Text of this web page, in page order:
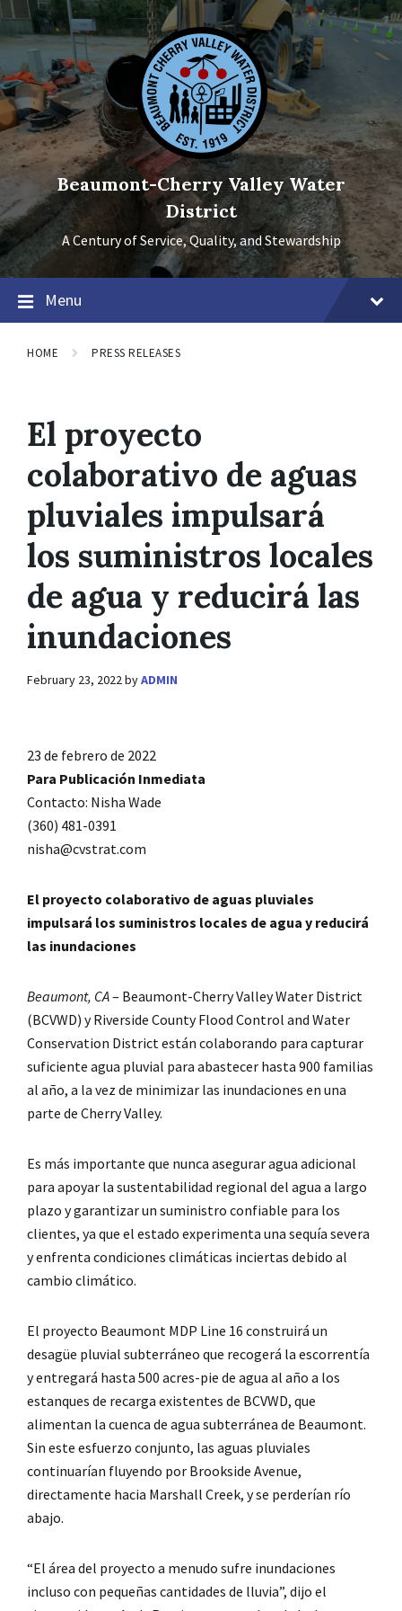
Skip
to
content
Skip
to
main
navigation
Skip
to
footer
Beaumont-Cherry Valley Water
District
A Century of Service, Quality, and Stewardship
Menu
HOME PRESS RELEASES
El proyecto
colaborativo de aguas
pluviales impulsará
los suministros locales
de agua y reducirá las
inundaciones
February 23, 2022byADMIN
23 de febrero de 2022
Para Publicación Inmediata
Contacto: Nisha Wade
(360) 481-0391
nisha@cvstrat.com
El proyecto colaborativo de aguas pluviales
impulsará los suministros locales de agua y reducirá
las inundaciones
Beaumont, CA– Beaumont-Cherry Valley Water District
(BCVWD) y Riverside County Flood Control and Water
Conservation District están colaborando para capturar
suficiente agua pluvial para abastecer hasta 900 familias
al año, a la vez de minimizar las inundaciones en una
parte de Cherry Valley.
Es más importante que nunca asegurar agua adicional
para apoyar la sustentabilidad regional del agua a largo
plazo y garantizar un suministro confiable para los
clientes, ya que el estado experimenta una sequía severa
y enfrenta condiciones climáticas inciertas debido al
cambio climático.
El proyecto Beaumont MDP Line 16 construirá un
desagüe pluvial subterráneo que recogerá la escorrentía
y entregará hasta 500 acres-pie de agua al año a los
estanques de recarga existentes de BCVWD, que
alimentan la cuenca de agua subterránea de Beaumont.
Sin este esfuerzo conjunto, las aguas pluviales
continuarían fluyendo por Brookside Avenue,
directamente hacia Marshall Creek, y se perderían río
abajo.
“El área del proyecto a menudo sufre inundaciones
incluso con pequeñas cantidades de lluvia”, dijo el